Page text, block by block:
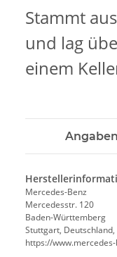
Stammt
und lag
einem
Mercedes-Benz
Mercedesstr. 120
Baden-Württemberg
Stuttgart, Deutschland,
https://